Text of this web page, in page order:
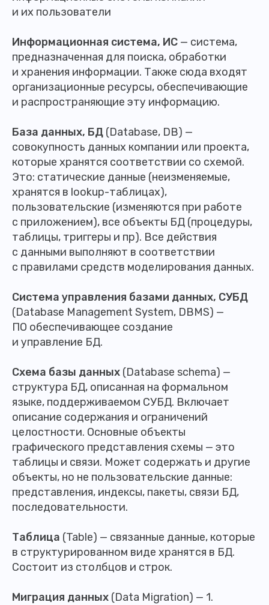
и их пользователи
Информационная система, ИС — система,
предназначенная для поиска, обработки
и хранения информации. Также сюда входят
организационные ресурсы, обеспечивающие
и распространяющие эту информацию.
База данных, БД (Database, DB) —
совокупность данных компании или проекта,
которые хранятся соответствии со схемой.
Это: статические данные (неизменяемые,
хранятся в lookup-таблицах),
пользовательские (изменяются при работе
с приложением), все объекты БД (процедуры,
таблицы, триггеры и пр). Все действия
с данными выполняют в соответствии
с правилами средств моделирования данных.
Система управления базами данных, СУБД
(Database Management System, DBMS) —
ПО обеспечивающее создание
и управление БД.
Схема базы данных (Database schema) —
структура БД, описанная на формальном
языке, поддерживаемом СУБД. Включает
описание содержания и ограничений
целостности. Основные объекты
графического представления схемы — это
таблицы и связи. Может содержать и другие
объекты, но не пользовательские данные:
представления, индексы, пакеты, связи БД,
последовательности.
Таблица (Table) — связанные данные, которые
в структурированном виде хранятся в БД.
Состоит из столбцов и строк.
Миграция данных (Data Migration) — 1.